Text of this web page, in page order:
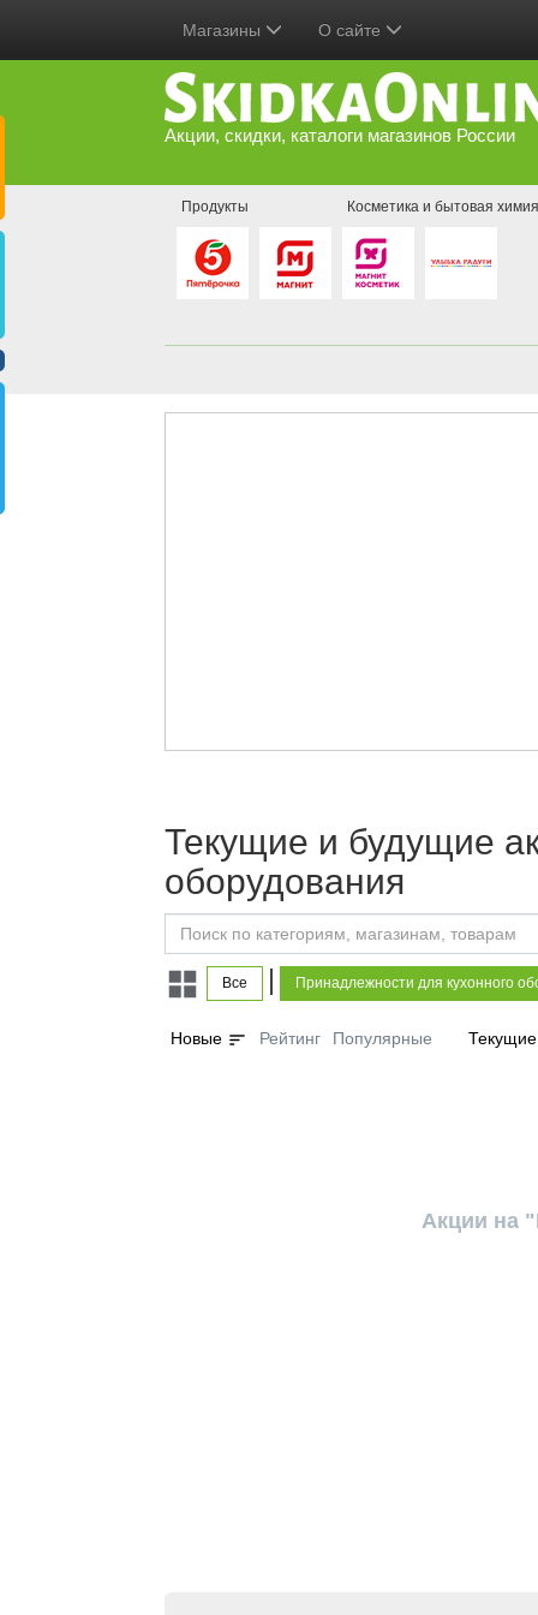
Магазины О сайте
Акции, скидки, каталоги магазинов России
Продукты Косметика и бытовая химия
Текущие и будущие
оборудования
Все | Принадлежности для кухонного
Новые sort Рейтинг Популярные Текущие
Акции на